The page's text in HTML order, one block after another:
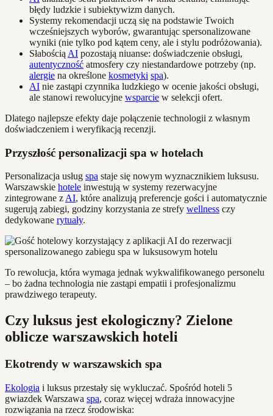
błędy ludzkie i subiektywizm danych.
Systemy rekomendacji uczą się na podstawie Twoich
wcześniejszych wyborów, gwarantując spersonalizowane
wyniki (nie tylko pod kątem ceny, ale i stylu podróżowania).
Słabością AI pozostają niuanse: doświadczenie obsługi,
autentyczność atmosfery czy niestandardowe potrzeby (np.
alergie na określone kosmetyki spa).
AI nie zastąpi czynnika ludzkiego w ocenie jakości obsługi,
ale stanowi rewolucyjne wsparcie w selekcji ofert.
Dlatego najlepsze efekty daje połączenie technologii z własnym
doświadczeniem i weryfikacją recenzji.
Przyszłość personalizacji spa w hotelach
Personalizacja usług spa staje się nowym wyznacznikiem luksusu.
Warszawskie hotele inwestują w systemy rezerwacyjne
zintegrowane z AI, które analizują preferencje gości i automatycznie
sugerują zabiegi, godziny korzystania ze strefy wellness czy
dedykowane rytuały.
To rewolucja, która wymaga jednak wykwalifikowanego personelu
– bo żadna technologia nie zastąpi empatii i profesjonalizmu
prawdziwego terapeuty.
Czy luksus jest ekologiczny? Zielone
oblicze warszawskich hoteli
Ekotrendy w warszawskich spa
Ekologia i luksus przestały się wykluczać. Spośród hoteli 5
gwiazdek Warszawa spa, coraz więcej wdraża innowacyjne
rozwiązania na rzecz środowiska: